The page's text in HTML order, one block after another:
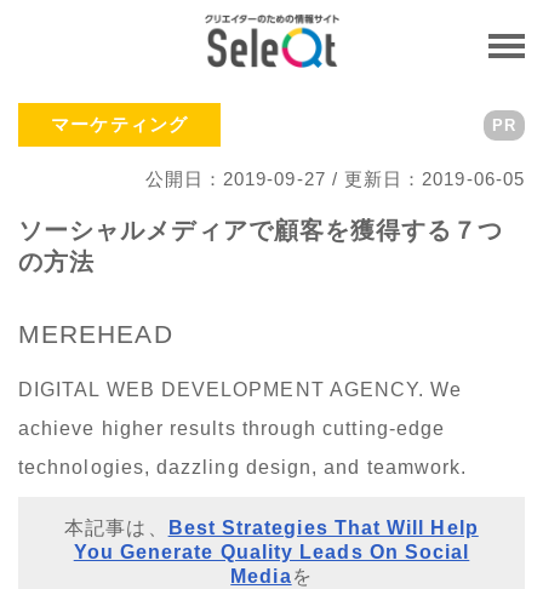
マーケティング
公開日：2019-09-27 / 更新日：2019-06-05
PR
ソーシャルメディアで顧客を獲得する７つ
の方法
MEREHEAD
DIGITAL WEB DEVELOPMENT AGENCY. We
achieve higher results through cutting-edge
technologies, dazzling design, and teamwork.
本記事は、
Best Strategies That Will Help
You Generate Quality Leads On Social
Mediaを